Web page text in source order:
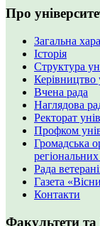
Про
Загальна
Історія
Структура
Керівництво
Вчена рада
Наглядова
Ректорат
Профком
Громадська
Рада
Газета
Контакти
Факультети та